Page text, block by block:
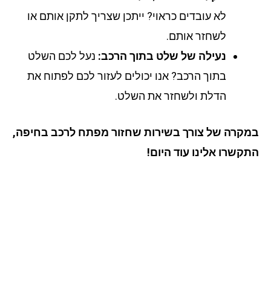
לא עובדים כראוי? ייתכן שצריך לתקן אותם או
לשחזר אותם.
נעילה של שלט בתוך הרכב:נעל לכם השלט
בתוך הרכב? אנו יכולים לעזור לכם לפתוח את
הדלת ולשחזר את השלט.
של צורך בשירות שחזור מפתח לרכב בחיפה,
אלינו עוד היום!